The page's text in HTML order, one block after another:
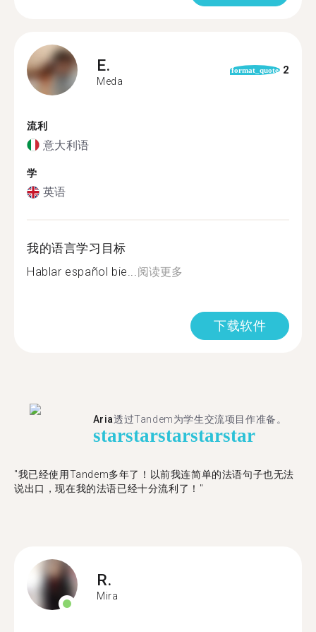
E.
Meda
format_quote 2
流利
意大利语
学
英语
我的语言学习目标
Hablar español bie...阅读更多
下载软件
Aria透过Tandem为学生交流项目作准备。
starstarstarstarstar
"​​我已经使用Tandem多年了！以前我连简单的法语句子也无法
说出口，现在我的法语已经十分流利了！"
R.
Mira